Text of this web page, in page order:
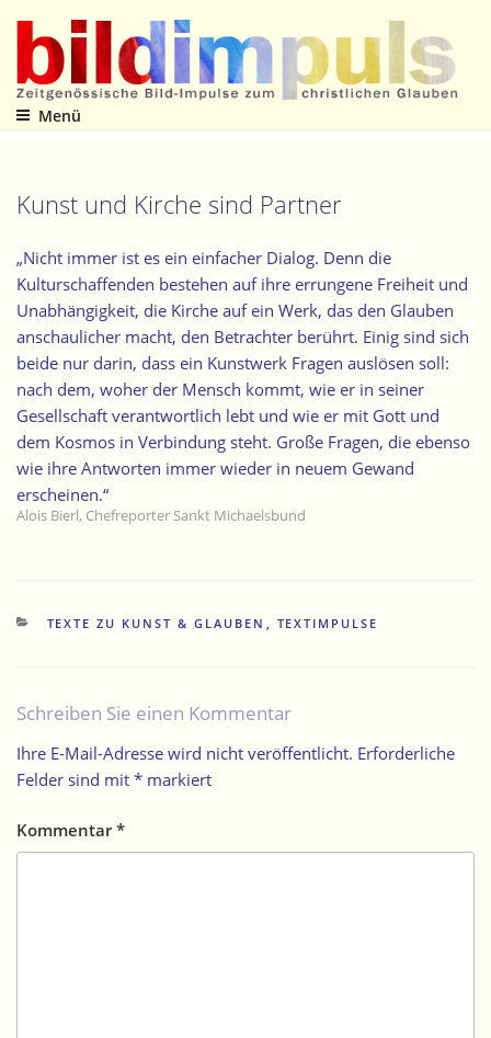
Inhalt
springen
Zeitgenössische Bild-Impulse zum christlichen Glauben
Menü
Kunst und Kirche sind Partner
„Nicht immer ist es ein einfacher Dialog. Denn die
Kulturschaffenden bestehen auf ihre errungene Freiheit und
Unabhängigkeit, die Kirche auf ein Werk, das den Glauben
anschaulicher macht, den Betrachter berührt. Einig sind sich
beide nur darin, dass ein Kunstwerk Fragen auslösen soll:
nach dem, woher der Mensch kommt, wie er in seiner
Gesellschaft verantwortlich lebt und wie er mit Gott und
dem Kosmos in Verbindung steht. Große Fragen, die ebenso
wie ihre Antworten immer wieder in neuem Gewand
erscheinen.“
Alois Bierl, Chefreporter Sankt Michaelsbund
KATEGORIEN
TEXTE ZU KUNST & GLAUBEN , TEXTIMPULSE
Schreiben Sie einen Kommentar
Ihre E-Mail-Adresse wird nicht veröffentlicht. Erforderliche
Felder sind mit * markiert
Kommentar*